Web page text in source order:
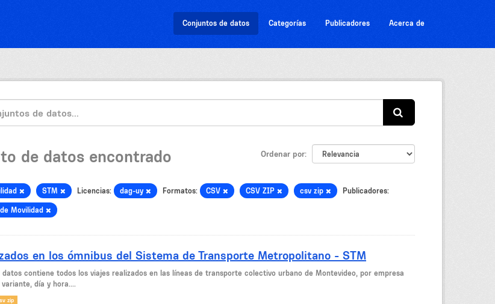
Conjuntos de datos Categorías Publicadores Acerca de
Ordenar por
de datos encontrado
STM Licencias: dag-uy Formatos: CSV CSV ZIP csv zip Publicadores:
Movilidad
en los ómnibus del Sistema de Transporte Metropolitano - STM
datos contiene todos los viajes realizados en las líneas de transporte colectivo urbano de Montevideo, por empresa
día y hora....
zip